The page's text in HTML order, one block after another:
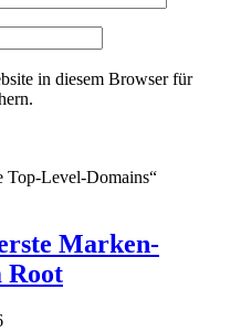
in diesem Browser für
Top-Level-Domains“
Marken-
Root